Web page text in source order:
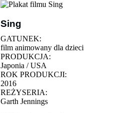
Sing
GATUNEK:
film animowany dla dzieci
PRODUKCJA:
Japonia / USA
ROK PRODUKCJI:
2016
REŻYSERIA:
Garth Jennings